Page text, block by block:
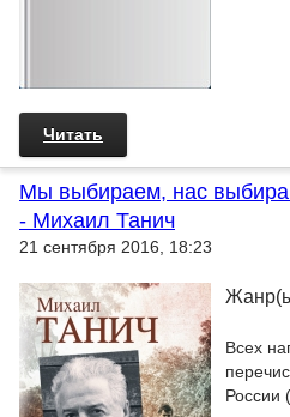
Читать
Мы выбираем, нас
- Михаил Танич
21 сентября 2016, 18:23
Всех
России